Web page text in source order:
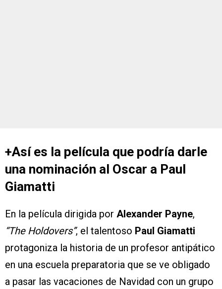
+Así es la película que podría darle
una nominación al Oscar a Paul
Giamatti
En la película dirigida por Alexander Payne,
“The Holdovers”, el talentoso Paul Giamatti
protagoniza la historia de un profesor antipático
en una escuela preparatoria que se ve obligado
a pasar las vacaciones de Navidad con un grupo